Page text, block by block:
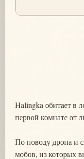
Halingka обитает в
первой комнате от
По поводу дропа и
мобов, из которых